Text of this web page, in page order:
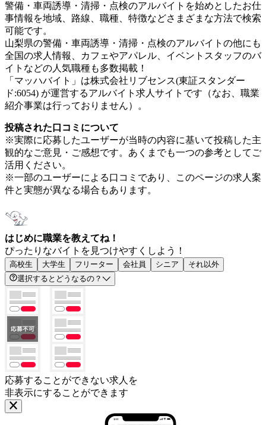
警備・車両誘導・清掃・点検のアルバイトを始めとしたお仕
事情報を地域、路線、職種、特徴などさまざまな方法で検索
可能です。
山梨県の警備・車両誘導・清掃・点検のアルバイトの他にも
全国の求人情報、カフェやアパレル、イベントスタッフのバ
イトなどの人気職種も多数掲載！
「マッハバイト」は株式会社リブセンス(東証スタンダー
ド:6054) が運営するアルバイト求人サイトです（なお、職業
紹介事業は行っておりません）。
投稿された口コミについて
※実際に応募したユーザーが当時の内容に基いて投稿した主
観的なご意見・ご感想です。あくまでも一つの参考としてご
活用ください。
※一部のユーザーによる口コミであり、このページの求人案
件と実態が異なる場合もあります。
はじめに職業を教えてね！
ぴったりなバイトを見つけやすくしよう！
高校生 大学生 フリーター 会社員 シニア
それ以外
選択するとどうなるの？
応募することができない求人を
非表示にすることができます